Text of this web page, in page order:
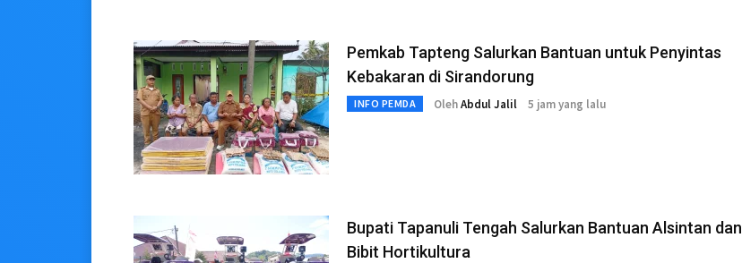
Pemkab Tapteng Salurkan Bantuan untuk Penyintas
Kebakaran di Sirandorung
INFO PEMDA OlehAbdul Jalil 5 jam yang lalu
Bupati Tapanuli Tengah Salurkan Bantuan Alsintan dan
Bibit Hortikultura